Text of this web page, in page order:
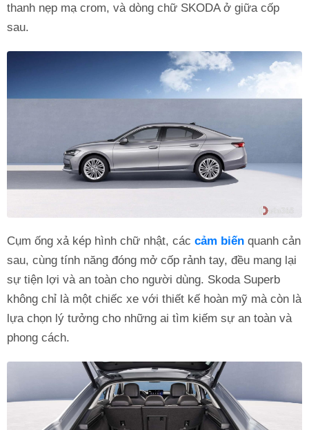
thanh nẹp mạ crom, và dòng chữ SKODA ở giữa cốp
sau.
Cụm ống xả kép hình chữ nhật, các cảm biến quanh cản
sau, cùng tính năng đóng mở cốp rảnh tay, đều mang lại
sự tiện lợi và an toàn cho người dùng. Skoda Superb
không chỉ là một chiếc xe với thiết kế hoàn mỹ mà còn là
lựa chọn lý tưởng cho những ai tìm kiếm sự an toàn và
phong cách.